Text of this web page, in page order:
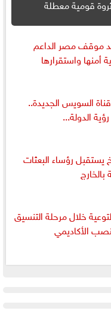
قومية معطلة
موقف مصر الداعم
أمنها واستقرارها
قناة السويس الجديدة..
الدولة...
رؤساء البعثات
خلال مرحلة التنسيق
الأكاديمي